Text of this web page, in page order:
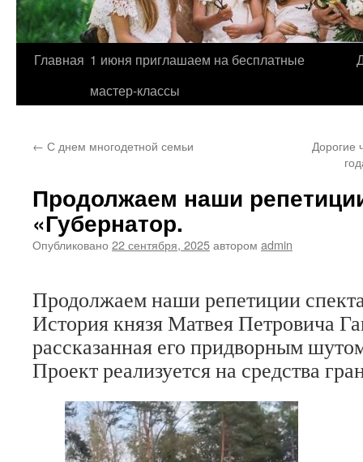
Главная 1 июня приглашаем на бесплатные
мастер-классы
← С днем многодетной семьи
Дорогие
Продолжаем наши
«Губернатор.
Опубликовано 22 сентября, 2025автором admin
Продолжаем наши репетиции
История князя Матвея Петровича
рассказанная его придворным
Проект реализуется на средства